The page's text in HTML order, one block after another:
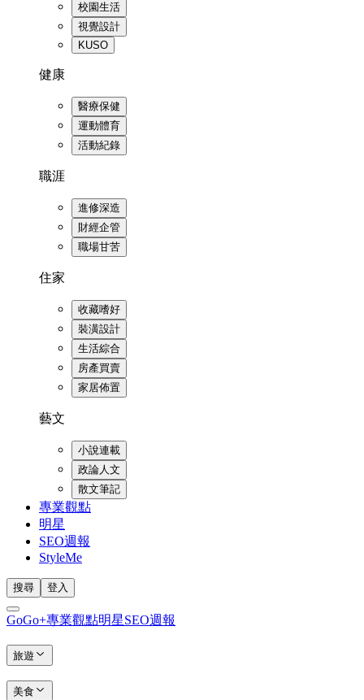
校園生活
視覺設計
KUSO
健康
醫療保健
運動體育
活動紀錄
職涯
進修深造
財經企管
職場甘苦
住家
收藏嗜好
裝潢設計
生活綜合
房產買賣
家居佈置
藝文
小說連載
政論人文
散文筆記
專業觀點
明星
SEO週報
StyleMe
搜尋 登入
GoGo+專業觀點明星SEO週報
旅遊
美食